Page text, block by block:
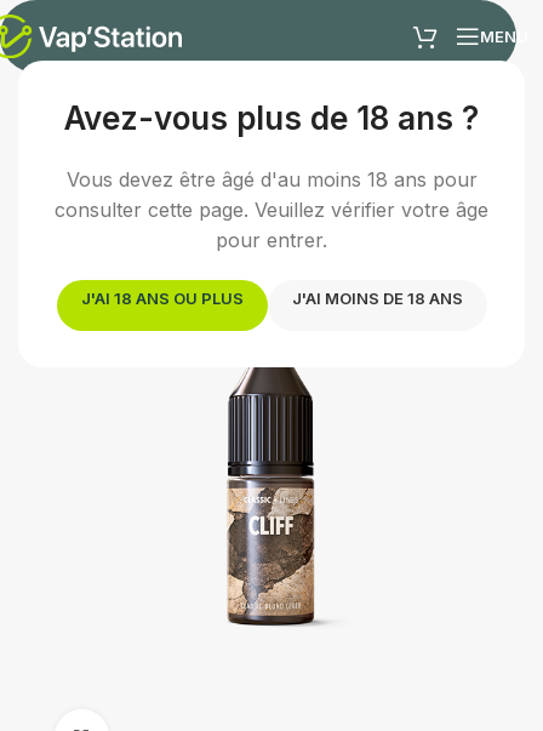
Avez-vous plus de 18 ans ?
Vous devez être âgé d'au moins 18 ans pour
consulter cette page. Veuillez vérifier votre âge
pour entrer.
J'AI 18 ANS OU PLUS J'AI MOINS DE 18 ANS
MENU
Accueil /E-liquides/E-liquide classic